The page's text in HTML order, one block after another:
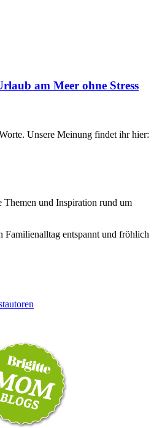
am Meer ohne Stress
Unsere Meinung findet ihr hier:
Themen und Inspiration rund um
Familienalltag entspannt und fröhlich